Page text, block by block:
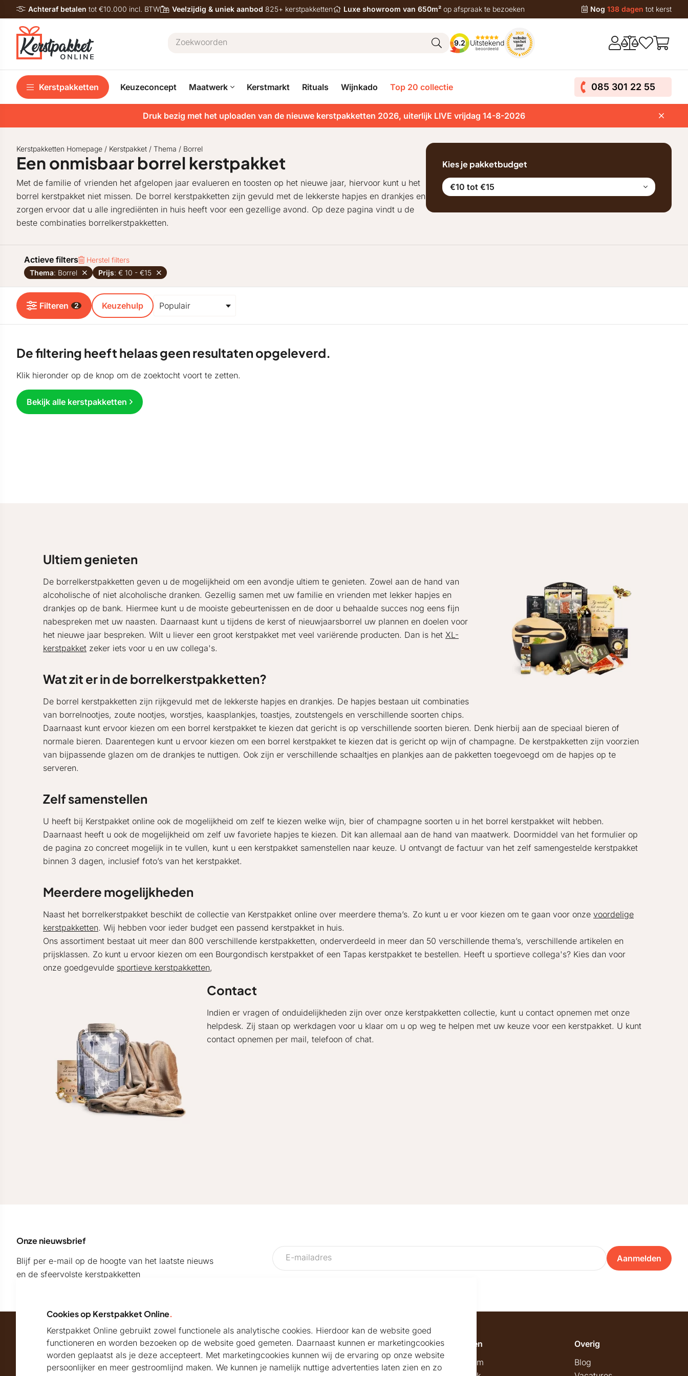
Achteraf betalen tot €10.000 incl. BTW Veelzijdig & uniek aanbod 825+ kerstpakketten Luxe showroom van 650m² op afspraak te bezoeken Nog 138 dagen tot kerst
9.2 Uitstekend
beoordeeld
Kerstpakketten Keuzeconcept Maatwerk Kerstmarkt Rituals Wijnkado Top 20 collectie 085 301 22 55
Druk bezig met het uploaden van de nieuwe kerstpakketten 2026, uiterlijk LIVE vrijdag 14-8-2026
Kerstpakketten Homepage / Kerstpakket / Thema / Borrel
Een onmisbaar borrel kerstpakket
Met de familie of vrienden het afgelopen jaar evalueren en toosten op het nieuwe jaar, hiervoor kunt u het
borrel kerstpakket niet missen. De borrel kerstpakketten zijn gevuld met de lekkerste hapjes en drankjes en
zorgen ervoor dat u alle ingrediënten in huis heeft voor een gezellige avond. Op deze pagina vindt u de
beste combinaties borrelkerstpakketten.
Kies je pakketbudget
€10 tot €15
Actieve filters
Herstel filters
Thema: Borrel Prijs: € 10 - €15
Filteren 2 Keuzehulp
De filtering heeft helaas geen resultaten opgeleverd.
Klik hieronder op de knop om de zoektocht voort te zetten.
Bekijk alle kerstpakketten
Ultiem genieten
De borrelkerstpakketten geven u de mogelijkheid om een avondje ultiem te genieten. Zowel aan de hand van
alcoholische of niet alcoholische dranken. Gezellig samen met uw familie en vrienden met lekker hapjes en
drankjes op de bank. Hiermee kunt u de mooiste gebeurtenissen en de door u behaalde succes nog eens fijn
nabespreken met uw naasten. Daarnaast kunt u tijdens de kerst of nieuwjaarsborrel uw plannen en doelen voor
het nieuwe jaar bespreken. Wilt u liever een groot kerstpakket met veel variërende producten. Dan is het XL-
kerstpakket zeker iets voor u en uw collega's.
Wat zit er in de borrelkerstpakketten?
De borrel kerstpakketten zijn rijkgevuld met de lekkerste hapjes en drankjes. De hapjes bestaan uit combinaties
van borrelnootjes, zoute nootjes, worstjes, kaasplankjes, toastjes, zoutstengels en verschillende soorten chips.
Daarnaast kunt ervoor kiezen om een borrel kerstpakket te kiezen dat gericht is op verschillende soorten bieren. Denk hierbij aan de speciaal bieren of
normale bieren. Daarentegen kunt u ervoor kiezen om een borrel kerstpakket te kiezen dat is gericht op wijn of champagne. De kerstpakketten zijn voorzien
van bijpassende glazen om de drankjes te nuttigen. Ook zijn er verschillende schaaltjes en plankjes aan de pakketten toegevoegd om de hapjes op te
serveren.
Zelf samenstellen
U heeft bij Kerstpakket online ook de mogelijkheid om zelf te kiezen welke wijn, bier of champagne soorten u in het borrel kerstpakket wilt hebben.
Daarnaast heeft u ook de mogelijkheid om zelf uw favoriete hapjes te kiezen. Dit kan allemaal aan de hand van maatwerk. Doormiddel van het formulier op
de pagina zo concreet mogelijk in te vullen, kunt u een kerstpakket samenstellen naar keuze. U ontvangt de factuur van het zelf samengestelde kerstpakket
binnen 3 dagen, inclusief foto’s van het kerstpakket.
Meerdere mogelijkheden
Naast het borrelkerstpakket beschikt de collectie van Kerstpakket online over meerdere thema’s. Zo kunt u er voor kiezen om te gaan voor onze voordelige
kerstpakketten. Wij hebben voor ieder budget een passend kerstpakket in huis.
Ons assortiment bestaat uit meer dan 800 verschillende kerstpakketten, onderverdeeld in meer dan 50 verschillende thema’s, verschillende artikelen en
prijsklassen. Zo kunt u ervoor kiezen om een Bourgondisch kerstpakket of een Tapas kerstpakket te bestellen. Heeft u sportieve collega's? Kies dan voor
onze goedgevulde sportieve kerstpakketten,
Contact
Indien er vragen of onduidelijkheden zijn over onze kerstpakketten collectie, kunt u contact opnemen met onze
helpdesk. Zij staan op werkdagen voor u klaar om u op weg te helpen met uw keuze voor een kerstpakket. U kunt
contact opnemen per mail, telefoon of chat.
Onze nieuwsbrief
Blijf per e-mail op de hoogte van het laatste nieuws
en de sfeervolste kerstpakketten
Aanmelden
Maatschappelijk partner van
Helpdesk
Veelgestelde vragen
Algemeen
Showroom
Overig
Blog
Cookies op Kerstpakket Online.
Kerstpakket Online gebruikt zowel functionele als analytische cookies. Hierdoor kan de website goed
functioneren en worden bezoeken op de website goed gemeten. Daarnaast kunnen er marketingcookies
worden geplaatst als je deze accepteert. Met marketingcookies kunnen wij de ervaring op onze website
persoonlijker en meer gestroomlijnd maken. We kunnen je namelijk nuttige advertenties laten zien en zo